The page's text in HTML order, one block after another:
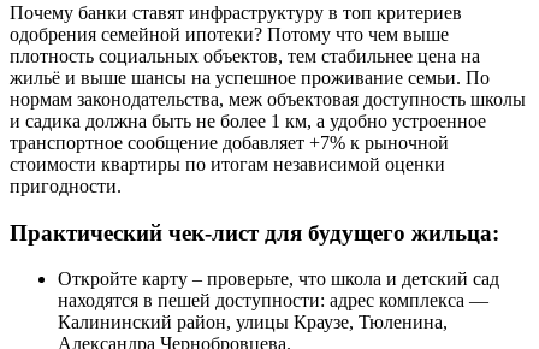
Почему банки ставят инфраструктуру в топ критериев
одобрения семейной ипотеки? Потому что чем выше
плотность социальных объектов, тем стабильнее цена на
жильё и выше шансы на успешное проживание семьи. По
нормам законодательства, меж объектовая доступность школы
и садика должна быть не более 1 км, а удобно устроенное
транспортное сообщение добавляет +7% к рыночной
стоимости квартиры по итогам независимой оценки
пригодности.
Практический чек-лист для будущего жильца:
Откройте карту – проверьте, что школа и детский сад
находятся в пешей доступности: адрес комплекса —
Калининский район, улицы Краузе, Тюленина,
Александра Чернобровцева.